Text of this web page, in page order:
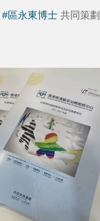
#區永東博士 共同策